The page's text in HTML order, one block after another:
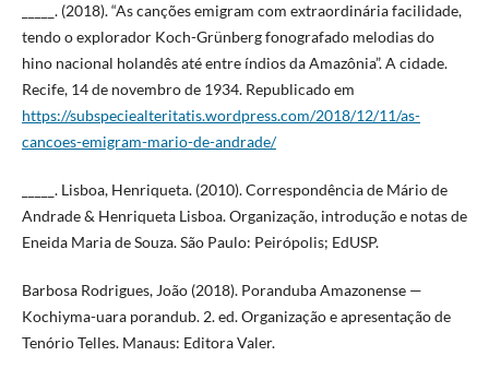
_____. (2018). “As canções emigram com extraordinária facilidade,
tendo o explorador Koch-Grünberg fonografado melodias do
hino nacional holandês até entre índios da Amazônia”. A cidade.
Recife, 14 de novembro de 1934. Republicado em
https://subspeciealteritatis.wordpress.com/2018/12/11/as-
cancoes-emigram-mario-de-andrade/
_____. Lisboa, Henriqueta. (2010). Correspondência de Mário de
Andrade & Henriqueta Lisboa. Organização, introdução e notas de
Eneida Maria de Souza. São Paulo: Peirópolis; EdUSP.
Barbosa Rodrigues, João (2018). Poranduba Amazonense —
Kochiyma-uara porandub. 2. ed. Organização e apresentação de
Tenório Telles. Manaus: Editora Valer.